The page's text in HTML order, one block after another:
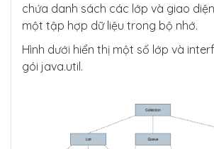
chứa danh sách các lớp và giao
một tập hợp dữ liệu trong bộ nhớ.
Hình dưới hiển thị một số lớp và
gói java.util.